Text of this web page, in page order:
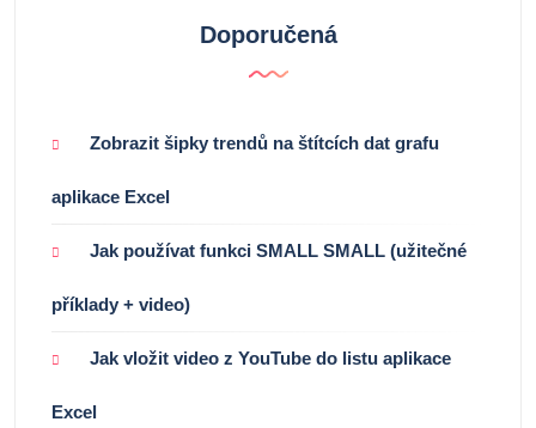
Doporučená
Zobrazit šipky trendů na štítcích dat grafu
aplikace Excel
Jak používat funkci SMALL SMALL (užitečné
příklady + video)
Jak vložit video z YouTube do listu aplikace
Excel